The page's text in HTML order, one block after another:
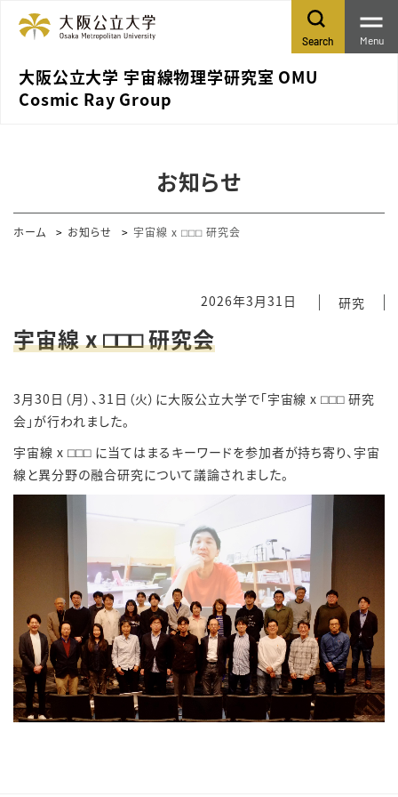
大阪公立大学 宇宙線物理学研究室 OMU
Cosmic Ray Group
Search Menu
お知らせ
ホーム お知らせ 宇宙線 x ⬜︎⬜︎⬜︎ 研究会
2026年3月31日 研究
宇宙線 x ⬜︎⬜︎⬜︎ 研究会
3月30日（月）、31日（火）に大阪公立大学で「宇宙線 x ⬜︎⬜︎⬜︎ 研究
会」が行われました。
宇宙線 x ⬜︎⬜︎⬜︎ に当てはまるキーワードを参加者が持ち寄り、 宇宙
線と異分野の融合研究について議論されました。